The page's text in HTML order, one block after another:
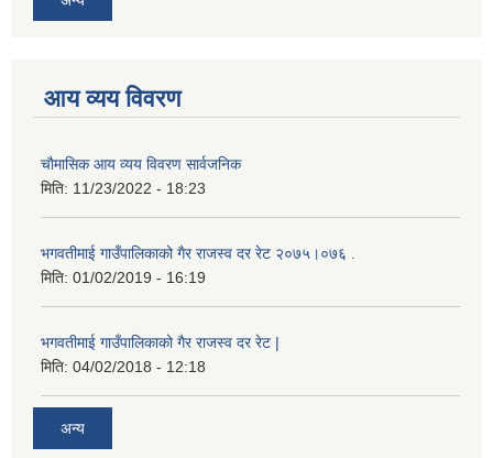
आय व्यय विवरण
चाैमासिक आय व्यय विवरण सार्वजनिक
मिति: 11/23/2022 - 18:23
भगवतीमाई गाउँपालिकाको गैर राजस्व दर रेट २०७५।०७६ .
मिति: 01/02/2019 - 16:19
भगवतीमाई गाउँपालिकाको गैर राजस्व दर रेट |
मिति: 04/02/2018 - 12:18
अन्य